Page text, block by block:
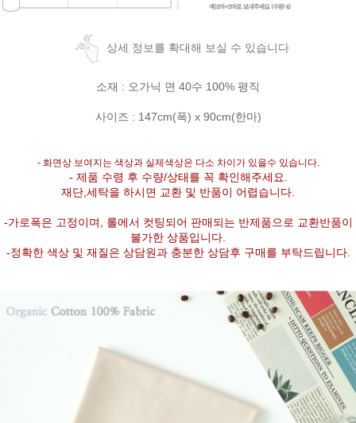
상세 정보를 확대해 보실 수 있습니다
소재 : 오가닉 면 40수 100% 평직
사이즈 : 147cm(폭) x 90cm(한마)
- 화면상 보여지는 색상과 실제색상은 다소 차이가 있을수 있습니다.
- 제품 수령 후 수량/상태를 꼭 확인해주세요.
재단,세탁을 하시면 교환 및 반품이 어렵습니다.
-가로폭은 고정이며, 롤에서 컷팅되어 판매되는 반제품으로 교환반품이
불가한 상품입니다.
-정확한 색상 및 재질은 상담원과 충분한 상담후 구매를 부탁드립니다.